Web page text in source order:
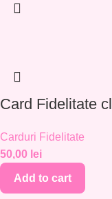
Card Fidelitate
Carduri Fidelitate
50,00 lei
Add to cart